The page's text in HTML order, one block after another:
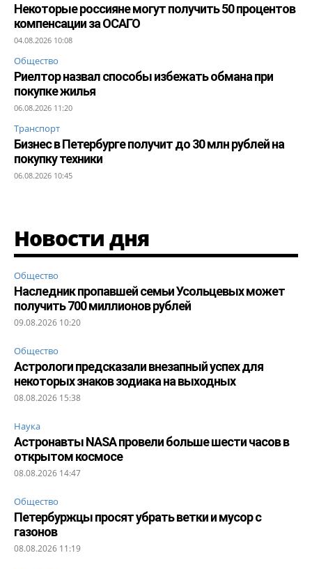
Некоторые россияне могут получить 50 процентов
компенсации за ОСАГО
04.08.2026 10:08
Общество
Риелтор назвал способы избежать обмана при
покупке жилья
06.08.2026 11:20
Транспорт
Бизнес в Петербурге получит до 30 млн рублей на
покупку техники
06.08.2026 10:45
Новости дня
Общество
Наследник пропавшей семьи Усольцевых может
получить 700 миллионов рублей
09.08.2026 10:20
Общество
Астрологи предсказали внезапный успех для
некоторых знаков зодиака на выходных
08.08.2026 15:38
Наука
Астронавты NASA провели больше шести часов в
открытом космосе
08.08.2026 14:47
Общество
Петербуржцы просят убрать ветки и мусор с
газонов
08.08.2026 11:19